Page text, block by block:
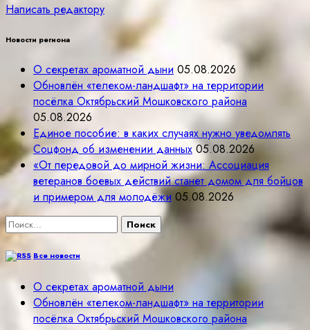
Написать редактору
Новости региона
О секретах ароматной дыни 05.08.2026
Обновлён «телеком-ландшафт» на территории
посёлка Октябрьский Мошковского района
05.08.2026
Единое пособие: в каких случаях нужно уведомлять
Соцфонд об изменении данных 05.08.2026
«От передовой до мирной жизни: Ассоциация
ветеранов боевых действий станет домом для бойцов
и примером для молодёжи 05.08.2026
Найти:
Все новости
О секретах ароматной дыни
Обновлён «телеком-ландшафт» на территории
посёлка Октябрьский Мошковского района